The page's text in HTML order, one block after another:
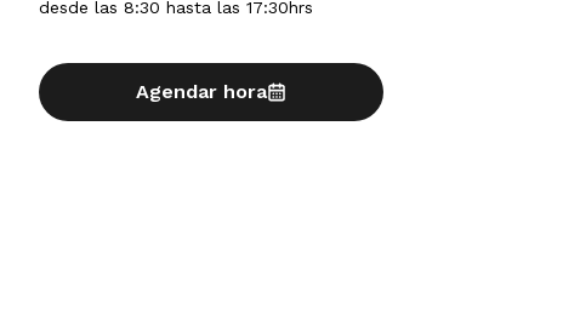
desde las 8:30 hasta las 17:30hrs
Agendar hora